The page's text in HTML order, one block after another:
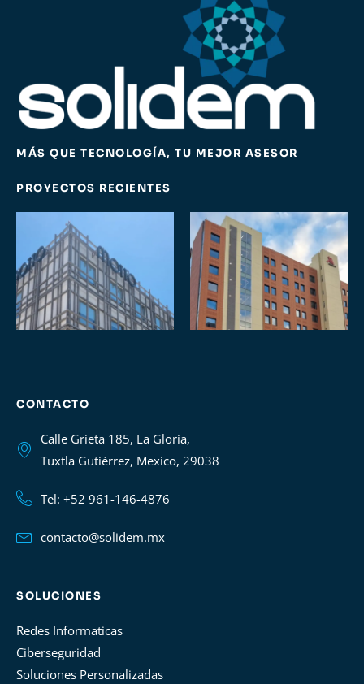
MÁS QUE TECNOLOGÍA, TU MEJOR ASESOR
PROYECTOS RECIENTES
CONTACTO
Calle Grieta 185, La Gloria,
Tuxtla Gutiérrez, Mexico, 29038
Tel: +52 961-146-4876
contacto@solidem.mx
SOLUCIONES
Redes Informaticas
Ciberseguridad
Soluciones Personalizadas